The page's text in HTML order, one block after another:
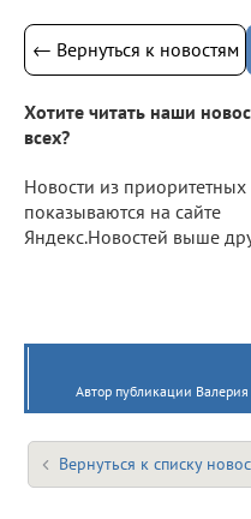
← Вернуться к новостям
Хотите читать наши
всех?
Новости из приоритетных
показываются на сайте
Яндекс.Новостей выше
Автор публикации
Вернуться к списку